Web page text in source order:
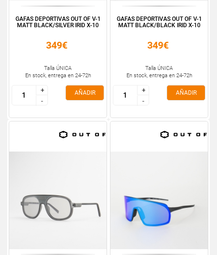
GAFAS DEPORTIVAS OUT OF V-1
MATT BLACK/SILVER IRID X-10
349€
Talla ÚNICA
En stock, entrega en 24-72h
+
-
+
-
AÑADIR
GAFAS DEPORTIVAS OUT OF V-1
MATT BLACK/BLACK IRID X-10
349€
Talla ÚNICA
En stock, entrega en 24-72h
+
-
+
-
AÑADIR